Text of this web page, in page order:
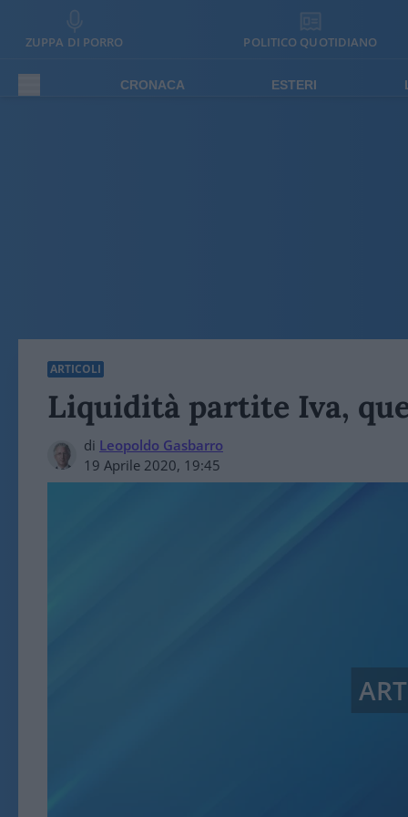
ZUPPA DI PORRO POLITICO QUOTIDIANO
CRONACA ESTERI
ARTICOLI
Liquidità partite Iva,
di Leopoldo Gasbarro
19 Aprile 2020, 19:45